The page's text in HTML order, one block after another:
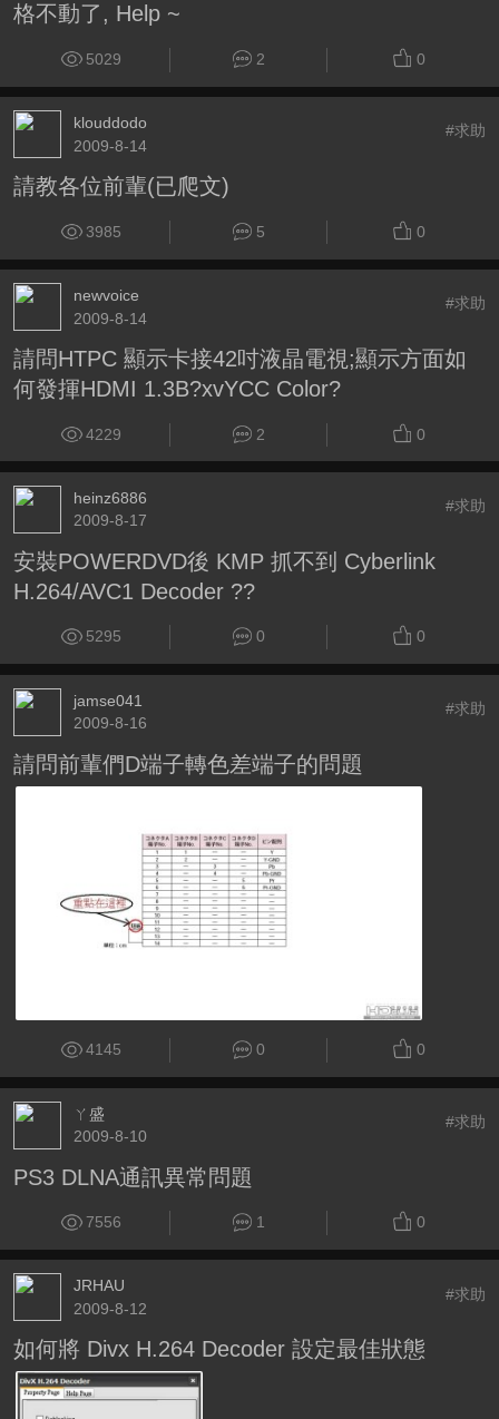
格不動了, Help ~
5029 2 0
klouddodo
2009-8-14
#求助
請教各位前輩(已爬文)
3985 5 0
newvoice
2009-8-14
#求助
請問HTPC 顯示卡接42吋液晶電視;顯示方面如
何發揮HDMI 1.3B?xvYCC Color?
4229 2 0
heinz6886
2009-8-17
#求助
安裝POWERDVD後 KMP 抓不到 Cyberlink
H.264/AVC1 Decoder ??
5295 0 0
jamse041
2009-8-16
#求助
請問前輩們D端子轉色差端子的問題
4145 0 0
ㄚ盛
2009-8-10
#求助
PS3 DLNA通訊異常問題
7556 1 0
JRHAU
2009-8-12
#求助
如何將 Divx H.264 Decoder 設定最佳狀態